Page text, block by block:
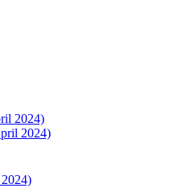
2024)
2024)